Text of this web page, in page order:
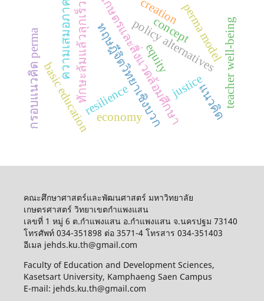
เกษตรและสิ่งแวดล้อมศึกษา
resilience
policy alternatives
basic education
equity
justice
ทักษะล้มแล้วลุกเร็ว
กรอบแนวคิด perma ทฤษฎีจิตวิทยาเชิงบวก teacher well-being
ความเสมอภาค perma model
แนวคิด
concept
creation
economy
คณะศึกษาศาสตร์และพัฒนศาสตร์ มหาวิทยาลัย
เกษตรศาสตร์ วิทยาเขตกำแพงแสน
เลขที่ 1 หมู่ 6 ต.กำแพงแสน อ.กำแพงแสน จ.นครปฐม 73140
โทรศัพท์ 034-351898 ต่อ 3571-4 โทรสาร 034-351403
อีเมล jehds.ku.th@gmail.com
Faculty of Education and Development Sciences,
Kasetsart University, Kamphaeng Saen Campus
E-mail: jehds.ku.th@gmail.com